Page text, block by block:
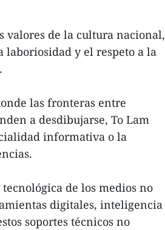
valores de la cultura nacional,
y el respeto a la
las fronteras entre
a desdibujarse, To Lam
informativa o la
de los medios no
digitales, inteligencia
soportes técnicos no